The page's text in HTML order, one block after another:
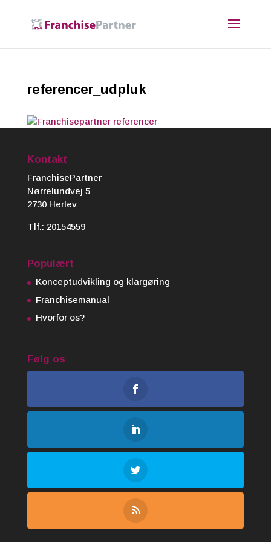
referencer_udpluk
Kontakt
FranchisePartner
Nørrelundvej 5
2730 Herlev
Tlf.: 20154559
Populært
Konceptudvikling og klargøring
Franchisemanual
Hvorfor os?
Følg os